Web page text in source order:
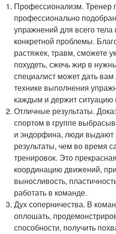
Профессионализм. Тренер
профессионально
упражнений для всего тела
конкретной проблемы.
растяжек, травм, сможете
похудеть, сжечь жир в
специалист может дать
технике выполнения
каждым и держит ситуацию
Отличные результаты.
спортом в группе
и эндорфина, люди выдают
результаты, чем во время
тренировок. Это
координацию движений,
выносливость,
работать в команде.
Дух соперничества. В
оплошать,
способности, получить